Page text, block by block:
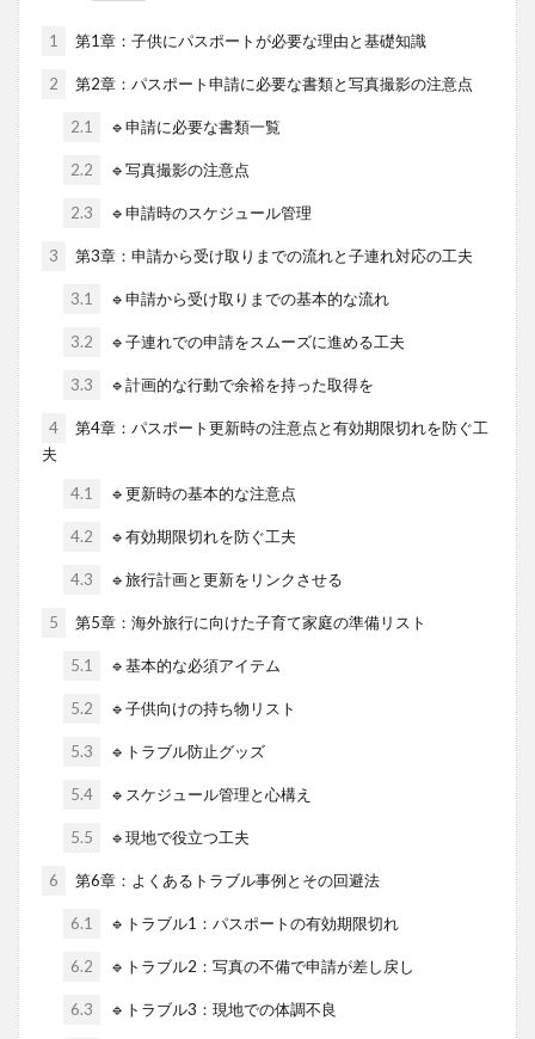
1 第1章：子供にパスポートが必要な理由と基礎知識
2 第2章：パスポート申請に必要な書類と写真撮影の注意点
2.1 🔹申請に必要な書類一覧
2.2 🔹写真撮影の注意点
2.3 🔹申請時のスケジュール管理
3 第3章：申請から受け取りまでの流れと子連れ対応の工夫
3.1 🔹申請から受け取りまでの基本的な流れ
3.2 🔹子連れでの申請をスムーズに進める工夫
3.3 🔹計画的な行動で余裕を持った取得を
4
第4章：パスポート更新時の注意点と有効期限切れを防ぐ工
夫
4.1 🔹更新時の基本的な注意点
4.2 🔹有効期限切れを防ぐ工夫
4.3 🔹旅行計画と更新をリンクさせる
5 第5章：海外旅行に向けた子育て家庭の準備リスト
5.1 🔹基本的な必須アイテム
5.2 🔹子供向けの持ち物リスト
5.3 🔹トラブル防止グッズ
5.4 🔹スケジュール管理と心構え
5.5 🔹現地で役立つ工夫
6 第6章：よくあるトラブル事例とその回避法
6.1 🔹トラブル1：パスポートの有効期限切れ
6.2 🔹トラブル2：写真の不備で申請が差し戻し
6.3 🔹トラブル3：現地での体調不良